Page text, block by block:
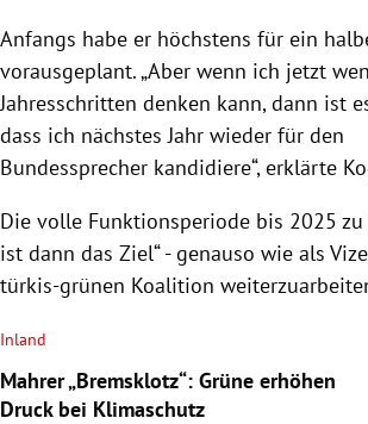
Anfangs habe er höchstens für ein
vorausgeplant. „Aber wenn ich jetzt
Jahresschritten denken kann, dann ist
dass ich nächstes Jahr wieder für den
Bundessprecher kandidiere“, erklärte
Die volle Funktionsperiode bis 2025 zu
ist dann das Ziel“ - genauso wie als
türkis-grünen Koalition
Inland
Mahrer „Bremsklotz“: Grüne erhöhen
Druck bei Klimaschutz